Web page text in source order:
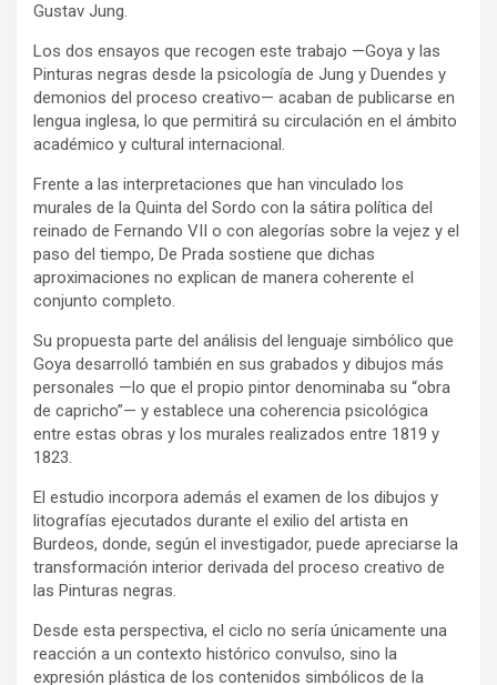
Gustav Jung.
Los dos ensayos que recogen este trabajo —Goya y las
Pinturas negras desde la psicología de Jung y Duendes y
demonios del proceso creativo— acaban de publicarse en
lengua inglesa, lo que permitirá su circulación en el ámbito
académico y cultural internacional.
Frente a las interpretaciones que han vinculado los
murales de la Quinta del Sordo con la sátira política del
reinado de Fernando VII o con alegorías sobre la vejez y el
paso del tiempo, De Prada sostiene que dichas
aproximaciones no explican de manera coherente el
conjunto completo.
Su propuesta parte del análisis del lenguaje simbólico que
Goya desarrolló también en sus grabados y dibujos más
personales —lo que el propio pintor denominaba su “obra
de capricho”— y establece una coherencia psicológica
entre estas obras y los murales realizados entre 1819 y
1823.
El estudio incorpora además el examen de los dibujos y
litografías ejecutados durante el exilio del artista en
Burdeos, donde, según el investigador, puede apreciarse la
transformación interior derivada del proceso creativo de
las Pinturas negras.
Desde esta perspectiva, el ciclo no sería únicamente una
reacción a un contexto histórico convulso, sino la
expresión plástica de los contenidos simbólicos de la